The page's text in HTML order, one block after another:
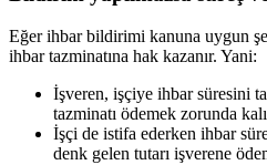
Eğer ihbar bildirimi kanuna uygun
ihbar tazminatına hak kazanır. Yani:
İşveren, işçiye ihbar süresini
tazminatı ödemek zorunda
İşçi de istifa ederken ihbar
denk gelen tutarı işverene